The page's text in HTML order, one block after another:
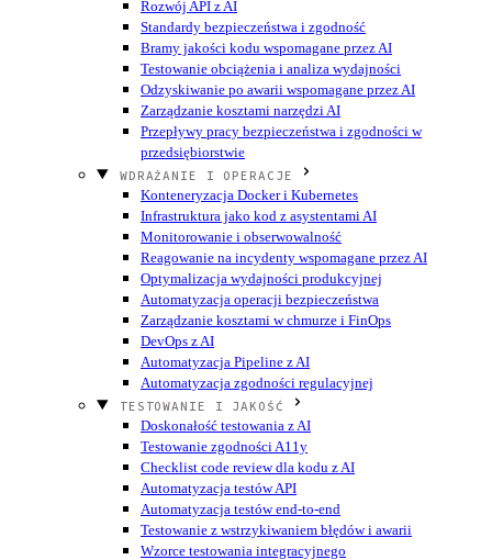
Rozwój API z AI
Standardy bezpieczeństwa i zgodność
Bramy jakości kodu wspomagane przez AI
Testowanie obciążenia i analiza wydajności
Odzyskiwanie po awarii wspomagane przez AI
Zarządzanie kosztami narzędzi AI
Przepływy pracy bezpieczeństwa i zgodności w
przedsiębiorstwie
WDRAŻANIE I OPERACJE
Konteneryzacja Docker i Kubernetes
Infrastruktura jako kod z asystentami AI
Monitorowanie i obserwowalność
Reagowanie na incydenty wspomagane przez AI
Optymalizacja wydajności produkcyjnej
Automatyzacja operacji bezpieczeństwa
Zarządzanie kosztami w chmurze i FinOps
DevOps z AI
Automatyzacja Pipeline z AI
Automatyzacja zgodności regulacyjnej
TESTOWANIE I JAKOŚĆ
Doskonałość testowania z AI
Testowanie zgodności A11y
Checklist code review dla kodu z AI
Automatyzacja testów API
Automatyzacja testów end-to-end
Testowanie z wstrzykiwaniem błędów i awarii
Wzorce testowania integracyjnego